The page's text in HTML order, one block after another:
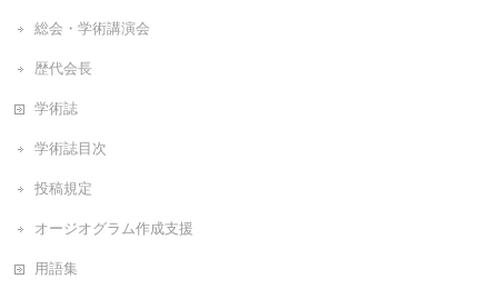
総会・学術講演会
歴代会長
学術誌
学術誌目次
投稿規定
オージオグラム作成支援
用語集